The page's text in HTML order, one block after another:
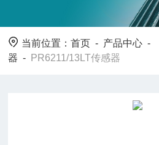
当前位置：首页 - 产品中心 -
器 - PR6211/13LT传感器